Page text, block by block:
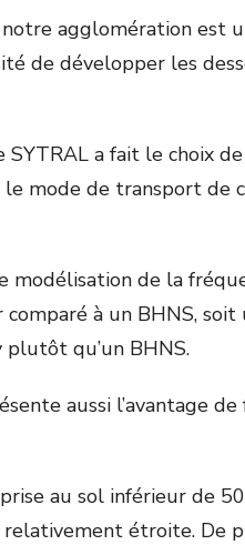
agglomération est
de développer les
a fait le choix
le mode de transport
modélisation de la
à un BHNS,
plutôt qu’un BHNS.
aussi l’avantage
au sol inférieur de
étroite. De